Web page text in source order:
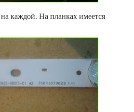
каждой. На планках имеется